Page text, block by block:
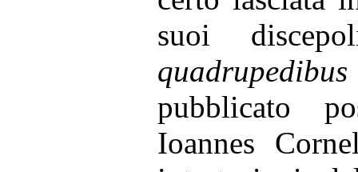
suoi
pubblicato
Ioannes